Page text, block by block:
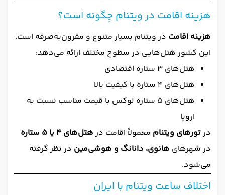
هزینه اقامت در ویتنام چگونه است؟
هزینه اقامت در ویتنام بسیار متنوع و مقرون‌به‌صرفه است.
این کشور هتل‌هایی در سطوح مختلف ارائه می‌دهد:
هتل‌های ۳ ستاره اقتصادی
هتل‌های ۴ ستاره با کیفیت بالا
هتل‌های ۵ ستاره لوکس با قیمت مناسب نسبت به
اروپا
درتورهای ویتنام معمولاً اقامت درهتل‌های ۴ یا ۵ ستاره
در شهرهای هانوی، دانانگ و هوشی‌مین در نظر گرفته
می‌شود.
اختلاف ساعت ویتنام با ایران